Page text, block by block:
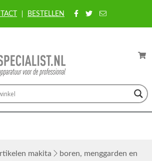
BESTELLEN
makita
boren, menggarden en